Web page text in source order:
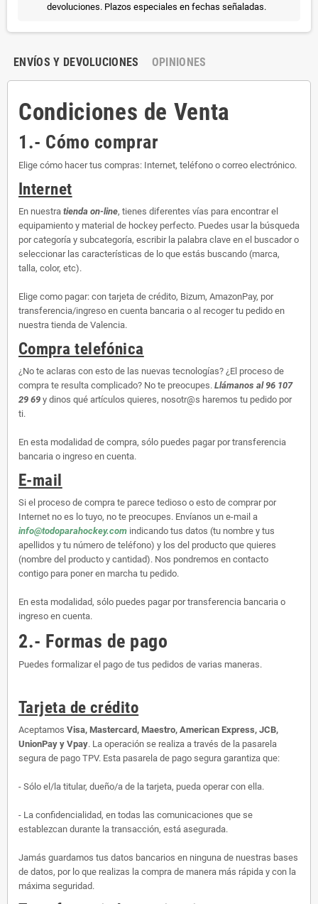
devoluciones. Plazos especiales en fechas señaladas.
ENVÍOS Y DEVOLUCIONES OPINIONES
Condiciones de Venta
1.- Cómo comprar
Elige cómo hacer tus compras: Internet, teléfono o correo electrónico.
Internet
En nuestra tienda on-line, tienes diferentes vías para encontrar el
equipamiento y material de hockey perfecto. Puedes usar la búsqueda
por categoría y subcategoría, escribir la palabra clave en el buscador o
seleccionar las características de lo que estás buscando (marca,
talla, color, etc).
Elige como pagar: con tarjeta de crédito, Bizum, AmazonPay, por
transferencia/ingreso en cuenta bancaria o al recoger tu pedido en
nuestra tienda de Valencia.
Compra telefónica
¿No te aclaras con esto de las nuevas tecnologías? ¿El proceso de
compra te resulta complicado? No te preocupes. Llámanos al 96 107
29 69 y dinos qué artículos quieres, nosotr@s haremos tu pedido por
ti.
En esta modalidad de compra, sólo puedes pagar por transferencia
bancaria o ingreso en cuenta.
E-mail
Si el proceso de compra te parece tedioso o esto de comprar por
Internet no es lo tuyo, no te preocupes. Envíanos un e-mail a
info@todoparahockey.com indicando tus datos (tu nombre y tus
apellidos y tu número de teléfono) y los del producto que quieres
(nombre del producto y cantidad). Nos pondremos en contacto
contigo para poner en marcha tu pedido.
En esta modalidad, sólo puedes pagar por transferencia bancaria o
ingreso en cuenta.
2.- Formas de pago
Puedes formalizar el pago de tus pedidos de varias maneras.
Tarjeta de crédito
Aceptamos Visa, Mastercard, Maestro, American Express, JCB,
UnionPay y Vpay. La operación se realiza a través de la pasarela
segura de pago TPV. Esta pasarela de pago segura garantiza que:
- Sólo el/la titular, dueño/a de la tarjeta, pueda operar con ella.
- La confidencialidad, en todas las comunicaciones que se
establezcan durante la transacción, está asegurada.
Jamás guardamos tus datos bancarios en ninguna de nuestras bases
de datos, por lo que realizas la compra de manera más rápida y con la
máxima seguridad.